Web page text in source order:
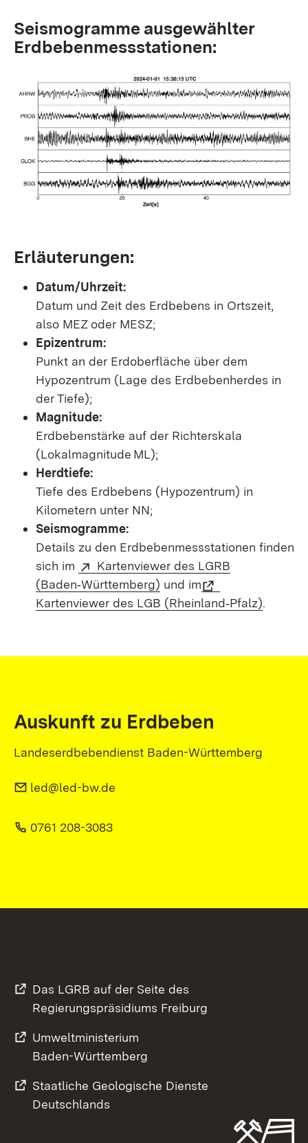
Seismogramme ausgewählter
Erdbebenmessstationen:
Erläuterungen:
Datum/Uhrzeit:
Datum und Zeit des Erdbebens in Ortszeit,
also MEZ oder MESZ;
Epizentrum:
Punkt an der Erdoberfläche über dem
Hypozentrum (Lage des Erdbebenherdes in
der Tiefe);
Magnitude:
Erdbebenstärke auf der Richterskala
(Lokalmagnitude ML);
Herdtiefe:
Tiefe des Erdbebens (Hypozentrum) in
Kilometern unter NN;
Seismogramme:
Details zu den Erdbebenmessstationen finden
sich im
Kartenviewer des LGRB
(Baden‑Württemberg) und im
Kartenviewer des LGB (Rheinland‑Pfalz).
Auskunft zu Erdbeben
Landeserdbebendienst Baden-Württemberg
led@led-bw.de
0761 208-3083
Das LGRB auf der Seite des
Regierungspräsidiums Freiburg
Umweltministerium
Baden-Württemberg
Staatliche Geologische Dienste
Deutschlands